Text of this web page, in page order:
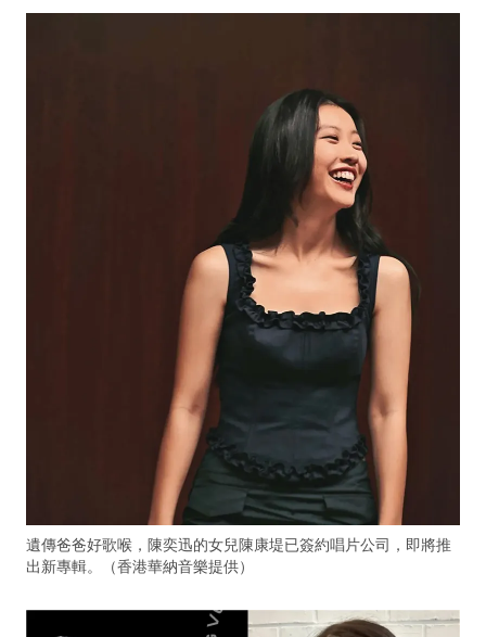
遺傳爸爸好歌喉，陳奕迅的女兒陳康堤已簽約唱片公司，即將推
出新專輯。（香港華納音樂提供）